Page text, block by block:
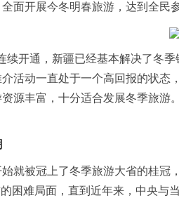
面开展今冬明春旅游，达到全民
续开通，新疆已经基本解决了冬
活动一直处于一个高回报的状
源丰富，十分适合发展冬季旅
就被冠上了冬季旅游大省的桂
困难局面，直到近年来，中央